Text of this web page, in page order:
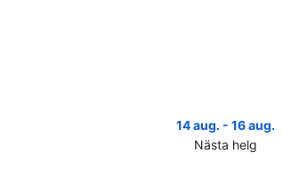
14 aug. - 16 aug.
Nästa helg